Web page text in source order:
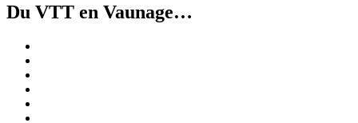
Du VTT en Vaunage…